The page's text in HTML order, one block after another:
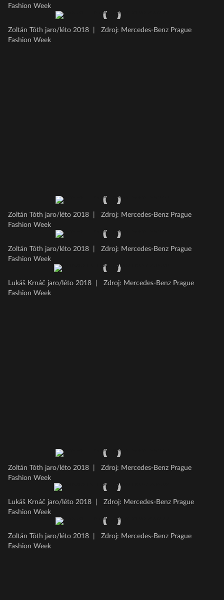
Fashion Week
Zoltán Tóth jaro/léto 2018
Zdroj: Mercedes-Benz Prague
Fashion Week
Zoltán Tóth jaro/léto 2018
Zdroj: Mercedes-Benz Prague
Fashion Week
Zoltán Tóth jaro/léto 2018
Zdroj: Mercedes-Benz Prague
Fashion Week
Lukáš Krnáč jaro/léto 2018
Zdroj: Mercedes-Benz Prague
Fashion Week
Zoltán Tóth jaro/léto 2018
Zdroj: Mercedes-Benz Prague
Fashion Week
Lukáš Krnáč jaro/léto 2018
Zdroj: Mercedes-Benz Prague
Fashion Week
Zoltán Tóth jaro/léto 2018
Zdroj: Mercedes-Benz Prague
Fashion Week